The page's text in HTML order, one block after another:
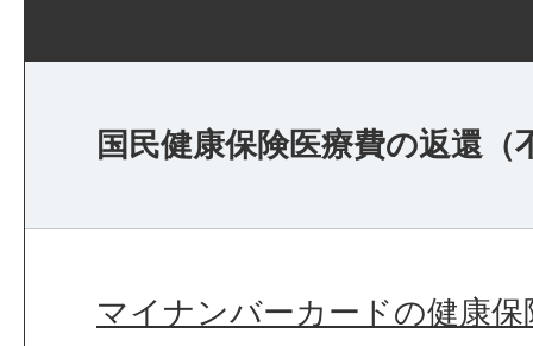
国民健康保険医療費の返還（
マイナンバーカードの健康